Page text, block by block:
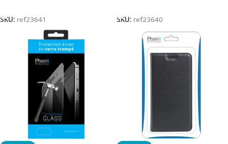
SKU: ref23641
SKU: ref23640